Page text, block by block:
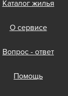
Каталог жилья
О сервисе
Вопрос - ответ
Помощь